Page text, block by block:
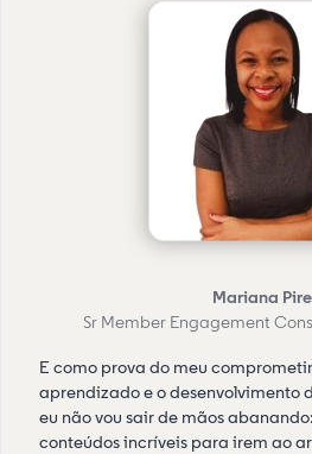
Mariana
Sr Member Engagement
E como prova do meu
aprendizado e o desenvolvimento
eu não vou sair de mãos
conteúdos incríveis para irem ao